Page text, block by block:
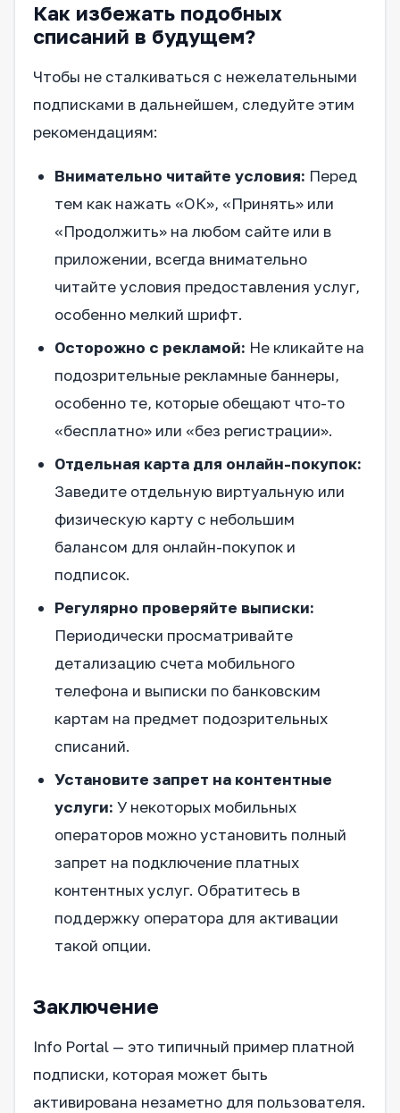
Как избежать подобных
списаний в будущем?
Чтобы не сталкиваться с нежелательными
подписками в дальнейшем, следуйте этим
рекомендациям:
Внимательно читайте условия: Перед
тем как нажать «ОК», «Принять» или
«Продолжить» на любом сайте или в
приложении, всегда внимательно
читайте условия предоставления услуг,
особенно мелкий шрифт.
Осторожно с рекламой: Не кликайте на
подозрительные рекламные баннеры,
особенно те, которые обещают что-то
«бесплатно» или «без регистрации».
Отдельная карта для онлайн-покупок:
Заведите отдельную виртуальную или
физическую карту с небольшим
балансом для онлайн-покупок и
подписок.
Регулярно проверяйте выписки:
Периодически просматривайте
детализацию счета мобильного
телефона и выписки по банковским
картам на предмет подозрительных
списаний.
Установите запрет на контентные
услуги: У некоторых мобильных
операторов можно установить полный
запрет на подключение платных
контентных услуг. Обратитесь в
поддержку оператора для активации
такой опции.
Заключение
Info Portal — это типичный пример платной
подписки, которая может быть
активирована незаметно для пользователя.